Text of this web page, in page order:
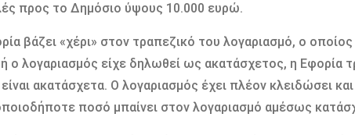
προς το Δημόσιο ύψους 10.000 ευρώ.
βάζει «χέρι» στον τραπεζικό του λογαριασμό, ο
ο λογαριασμός είχε δηλωθεί ως ακατάσχετος, η
ακατάσχετα. Ο λογαριασμός έχει πλέον κλειδώσει
ποσό μπαίνει στον λογαριασμό αμέσως